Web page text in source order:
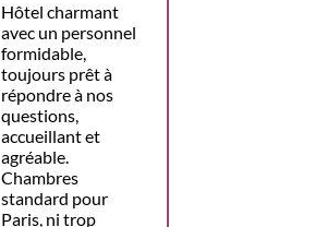
Hôtel charmant
avec un personnel
formidable,
toujours prêt à
répondre à nos
questions,
accueillant et
agréable.
Chambres
standard pour
Paris, ni trop